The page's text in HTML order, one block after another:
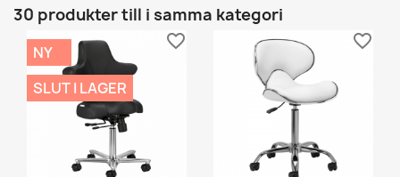
30 produkter till i samma kategori
NY
SLUT I LAGER
favorite_border favorite_border